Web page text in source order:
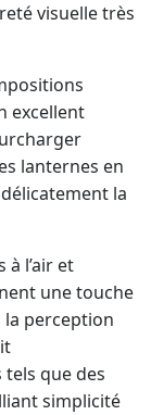
visuelle très
excellent
lanternes en
la
l’air et
une touche
perception
que des
simplicité